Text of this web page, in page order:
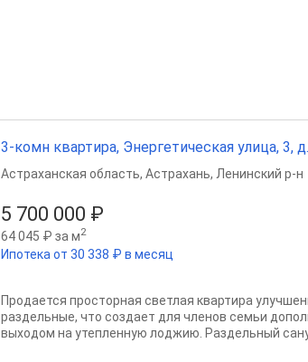
3-комн квартира, Энергетическая улица, 3,
5 700 000 ₽
64 045 ₽ за м2
Ипотека от 30 338 ₽ в месяц
Астраханская область, Астрахань, Ленинский р-н
Продается просторная светлая квартира
раздельные, что создает для членов семьи
выходом на утепленную лоджию. Раздельный